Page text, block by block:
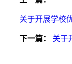
关于开展学校
下一篇： 关于